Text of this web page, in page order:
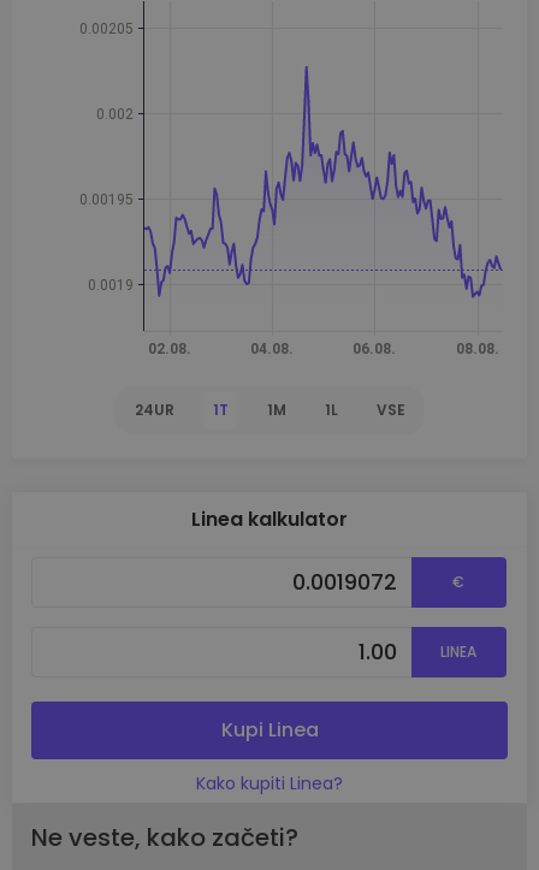
24UR 1T 1M 1L VSE
Linea kalkulator
€
LINEA
Kupi Linea
Kako kupiti Linea?
Ne veste, kako začeti?